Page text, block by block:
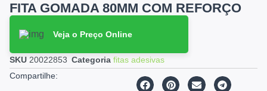
FITA GOMADA 80MM COM REFORÇO
Veja o Preço Online
SKU 20022853 Categoria fitas adesivas
Compartilhe: